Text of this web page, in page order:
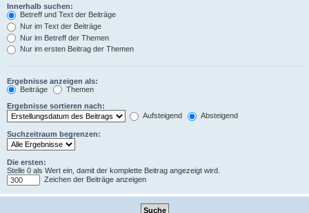
Innerhalb suchen:
Betreff und Text der Beiträge
Nur im Text der Beiträge
Nur im Betreff der Themen
Nur im ersten Beitrag der Themen
Ergebnisse anzeigen als:
Beiträge
Themen
Ergebnisse sortieren nach:
Aufsteigend
Absteigend
Suchzeitraum begrenzen:
Die ersten:
Stelle 0 als Wert ein, damit der komplette Beitrag angezeigt wird.
Zeichen der Beiträge anzeigen